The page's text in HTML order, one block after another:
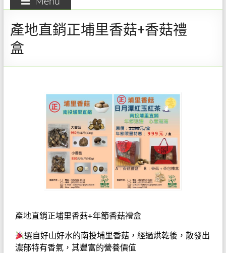
產地直銷正埔里香菇+香菇禮
盒
產地直銷正埔里香菇+年節香菇禮盒
選自好山好水的南投埔里香菇，經過烘乾後， 散發出
濃郁特有香氣，其豐富的營養價值